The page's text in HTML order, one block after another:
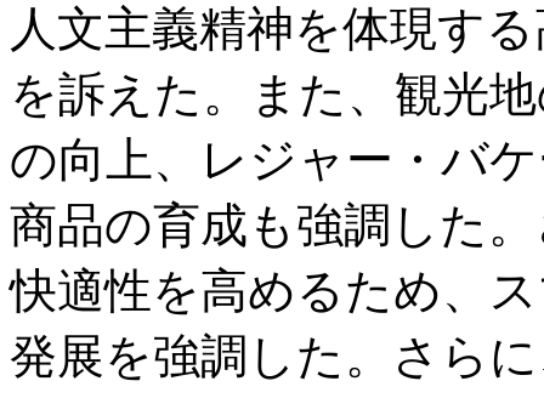
人文主義精神を体現す
を訴えた。また、観光
の向上、レジャー・バ
商品の育成も強調した
快適性を高めるため、
発展を強調した。さら